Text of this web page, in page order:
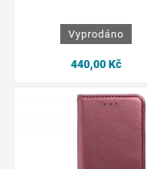
Vyprodáno
440,00 Kč